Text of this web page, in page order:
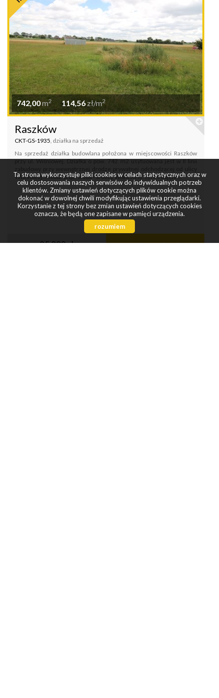
742,00m2 114,56zł/m2
Raszków
CKT-GS-1935 , działka na sprzedaż
Na sprzedaż działka budowlana położona w miejscowości Raszków
przy ul. Wiśniowej. Działka o pow. 742 m2 usytuowana jest w II linii
Wiśniowej. Media: prąd, woda - w ulicy Wiśniowej. Teren objęty ...
85 000 zł zobacz więcej
Ta strona wykorzystuje pliki cookies w celach statystycznych oraz w
celu dostosowania naszych serwisów do indywidualnych potrzeb
klientów. Zmiany ustawień dotyczących plików cookie można
dokonać w dowolnej chwili modyfikując ustawienia przeglądarki.
Korzystanie z tej strony bez zmian ustawień dotyczących cookies
oznacza, że będą one zapisane w pamięci urządzenia.
rozumiem